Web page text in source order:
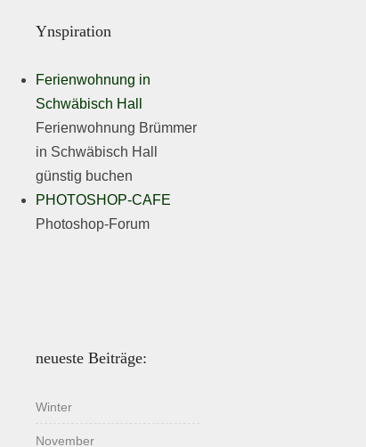
Ynspiration
Ferienwohnung in
Schwäbisch Hall
Ferienwohnung Brümmer
in Schwäbisch Hall
günstig buchen
PHOTOSHOP-CAFE
Photoshop-Forum
neueste Beiträge:
Winter
November